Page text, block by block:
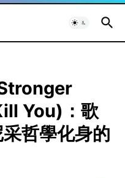
You)：歌
哲學化身的